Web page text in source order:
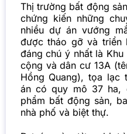
Thị trường bất động
chứng kiến những
nhiều dự án vướng
được tháo gỡ và triển
đáng chú ý nhất là
cộng và dân cư 13A
Hồng Quang), tọa lạc
án có quy mô 37 ha,
phẩm bất động sản,
nhà phố và biệt thự.